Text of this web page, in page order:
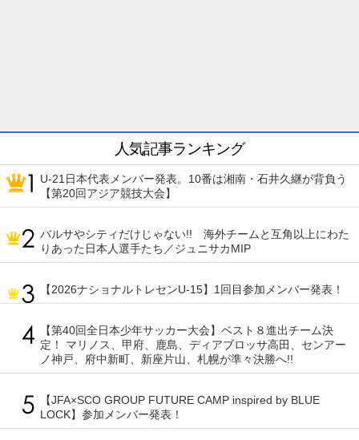
人気記事ランキング
U-21日本代表メンバー発表。10番は湘南・石井久継が背負う
【第20回アジア競技大会】
バルサやシティだけじゃない!! 海外チームと互角以上にわた
りあった日本人選手たち／ジュニサカMIP
【2026ナショナルトレセンU-15】1回目参加メンバー発表！
【第40回全日本少年サッカー大会】ベスト８進出チーム決
定！ マリノス、甲府、鹿島、ディアブロッサ高田、センアー
ノ神戸、府中新町、新座片山、札幌が準々決勝へ!!
【JFA×SCO GROUP FUTURE CAMP inspired by BLUE
LOCK】参加メンバー発表！